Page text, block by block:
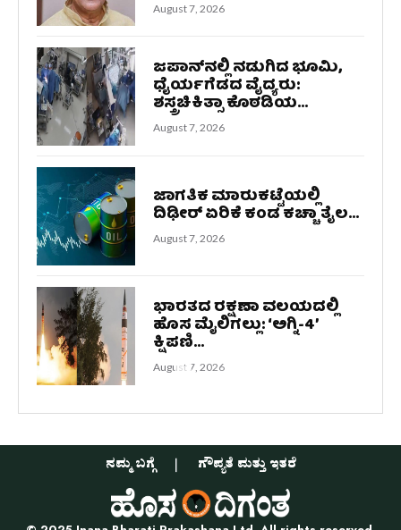
August 7, 2026
ಜಪಾನ್‌ನಲ್ಲಿ ನಡುಗಿದ ಭೂಮಿ,
ಧೈರ್ಯಗೆಡದ ವೈದ್ಯರು:
ಶಸ್ತ್ರಚಿಕಿತ್ಸಾ ಕೊಠಡಿಯ...
August 7, 2026
ಜಾಗತಿಕ ಮಾರುಕಟ್ಟೆಯಲ್ಲಿ
ದಿಢೀರ್ ಏರಿಕೆ ಕಂಡ ಕಚ್ಚಾ ತೈಲ...
August 7, 2026
ಭಾರತದ ರಕ್ಷಣಾ ವಲಯದಲ್ಲಿ
ಹೊಸ ಮೈಲಿಗಲ್ಲು: ‘ಅಗ್ನಿ-4’
ಕ್ಷಿಪಣಿ...
August 7, 2026
ನಮ್ಮ ಬಗ್ಗೆ ಗೌಪ್ಯತೆ ಮತ್ತು ಇತರೆ